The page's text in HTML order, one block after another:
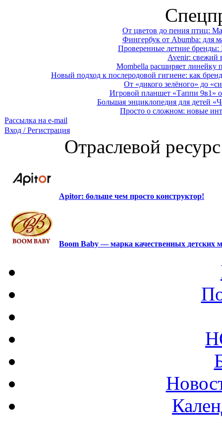
От цветов до пения птиц:
Фингербук от Abumba: для
Проверенные летние
Avenir: свежий
Mombella расширяет линейку
Новый подход к послеродовой гигиене: как
От «дикого зелёного» до
Игровой планшет «Таппи 9в1»
Большая энциклопедия для детей
Просто о сложном: новые
Рассылка на e-mail
Вход / Регистрация
Отраслевой
Apitor: больше чем просто конструктор!
Boom Baby — марка качественных детских